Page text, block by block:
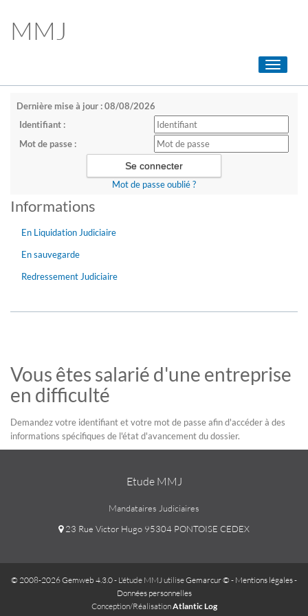
MMJ
Toggle
Dernière mise à jour : 08/08/2026
Identifiant :
Mot de passe :
Mot de passe oublié ?
Informations
En Liquidation Judiciaire
En sauvegarde
Redressement Judiciaire
Vous êtes salarié d'une entreprise
en difficulté
Demandez votre identifiant et votre mot de passe afin d'accéder à des
informations spécifiques de l'état d'avancement du dossier.
Etude MMJ
Mandataires Judiciaires
23 Rue Victor Hugo 95304 PONTOISE CEDEX
© 2008-2026 Gemweb 4.3.0- L'étude MMJ utiliseGemarcur © - Mentions légales-
Données personnelles
Conception/RéalisationAtlantic Log